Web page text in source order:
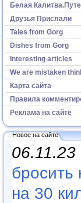
Белая
Друзья Прислали
Tales from Gorg
Dishes from Gorg
Interesting articles
We are mistaken
Карта сайта
Правила
Реклама на сайте
Новое на сайте
06.11.23
бросить
на 30